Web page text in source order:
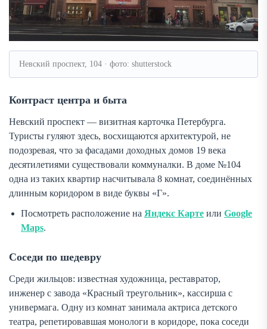
Невский проспект, 104 · фото: shutterstock
Контраст центра и быта
Невский проспект — визитная карточка Петербурга.
Туристы гуляют здесь, восхищаются архитектурой, не
подозревая, что за фасадами доходных домов 19 века
десятилетиями существовали коммуналки. В доме №104
одна из таких квартир насчитывала 8 комнат, соединённых
длинным коридором в виде буквы «Г».
Посмотреть расположение на Яндекс Карте или Google
Maps.
Соседи по шедевру
Среди жильцов: известная художница, реставратор,
инженер с завода «Красный треугольник», кассирша с
универмага. Одну из комнат занимала актриса детского
театра, репетировавшая монологи в коридоре, пока соседи